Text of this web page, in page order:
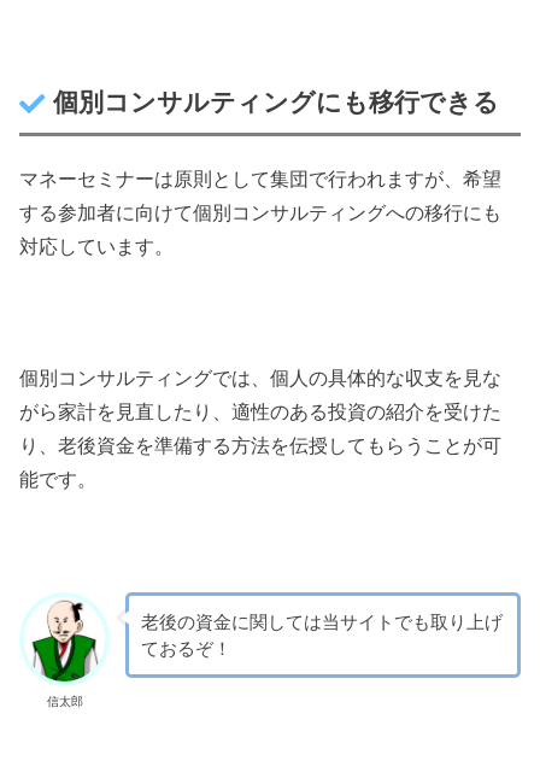
個別コンサルティングにも移行できる
マネーセミナーは原則として集団で行われますが、希望
する参加者に向けて個別コンサルティングへの移行にも
対応しています。
個別コンサルティングでは、個人の具体的な収支を見な
がら家計を見直したり、適性のある投資の紹介を受けた
り、老後資金を準備する方法を伝授してもらうことが可
能です。
信太郎
老後の資金に関しては当サイトでも取り上げ
ておるぞ！